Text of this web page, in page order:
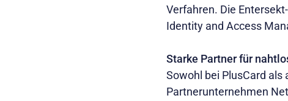
Verfahren. Die
Identity and Access
Starke Partner für
Sowohl bei PlusCard
Partnerunternehmen